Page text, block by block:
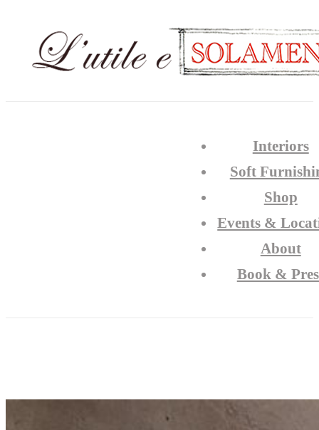
Interiors
Soft
Shop
Events &
About
Book &